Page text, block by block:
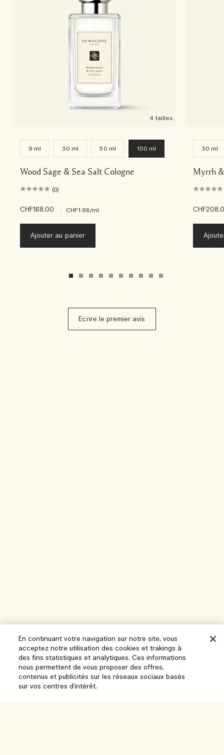
4 tailles
9 ml 30 ml 50 ml 100 ml
Wood Sage & Sea Salt Cologne
(0)
CHF168.00 CHF1.68/ml
Ajouter au panier
30 ml
Myrrh
Ecrire le premier avis
Aide
En continuant votre navigation sur notre site, vous
acceptez notre utilisation des cookies et trakings à
des fins statistiques et analytiques. Ces informations
nous permettent de vous proposer des offres,
contenus et publicités sur les réseaux sociaux basés
sur vos centres d'intérêt.